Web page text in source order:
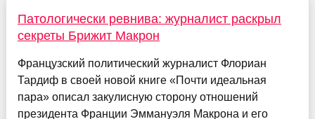
Патологически ревнива: журналист раскрыл
секреты Брижит Макрон
Французский политический журналист Флориан
Тардиф в своей новой книге «Почти идеальная
пара» описал закулисную сторону отношений
президента Франции Эммануэля Макрона и его